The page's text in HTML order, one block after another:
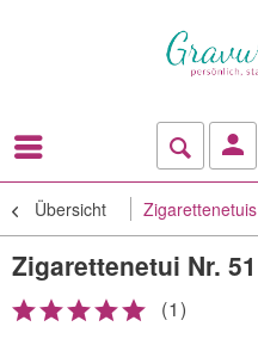
Übersicht Zigarettenetuis
Zigarettenetui Nr. 51
(1)